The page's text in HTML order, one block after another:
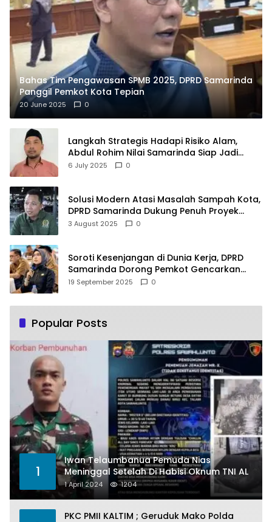
Bahas Tim Pengawasan SPMB 2025, DPRD Samarinda
Panggil Pemkot Kota Tepian
20 June 2025 0
Langkah Strategis Hadapi Risiko Alam,
Abdul Rohim Nilai Samarinda Siap Jadi
Pusat Logistik Bencana Kalimantan
6 July 2025 0
Solusi Modern Atasi Masalah Sampah Kota,
DPRD Samarinda Dukung Penuh Proyek
PLTSA
3 August 2025 0
Soroti Kesenjangan di Dunia Kerja, DPRD
Samarinda Dorong Pemkot Gencarkan
Pemberdayaan Perempuan
19 September 2025 0
Popular Posts
1
Iwan Telaumbanua Pemuda Nias
Meninggal Setelah Di Habisi Oknum TNI AL
1 April 2024 1204
PKC PMII KALTIM ; Geruduk Mako Polda